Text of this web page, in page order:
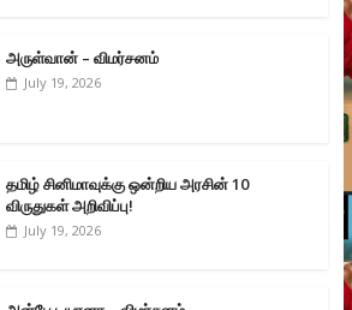
அருள்வான் – விமர்சனம்
July 19, 2026
தமிழ் சினிமாவுக்கு ஒன்றிய அரசின் 10
விருதுகள் அறிவிப்பு!
July 19, 2026